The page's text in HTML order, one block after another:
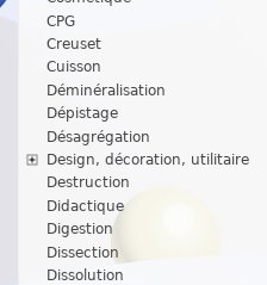
CPG
Creuset
Cuisson
Déminéralisation
Dépistage
Désagrégation
Design, décoration, utilitaire
Destruction
Didactique
Digestion
Dissection
Dissolution